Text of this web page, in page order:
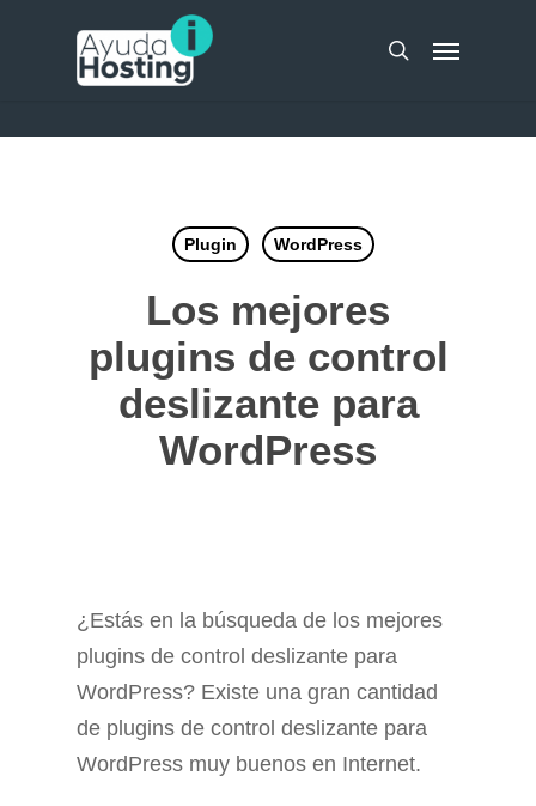
search
Menu
Plugin WordPress
Los mejores
plugins de control
deslizante para
WordPress
¿Estás en la búsqueda de los mejores
plugins de control deslizante para
WordPress? Existe una gran cantidad
de plugins de control deslizante para
WordPress muy buenos en Internet.